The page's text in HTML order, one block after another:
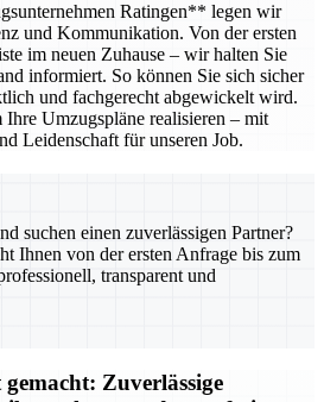
Ratingen** legen wir
und Kommunikation. Von der ersten
im neuen Zuhause – wir halten Sie
informiert. So können Sie sich sicher
und fachgerecht abgewickelt wird.
Ihre Umzugspläne realisieren – mit
Leidenschaft für unseren Job.
suchen einen zuverlässigen Partner?
Ihnen von der ersten Anfrage bis zum
transparent und
Zuverlässige